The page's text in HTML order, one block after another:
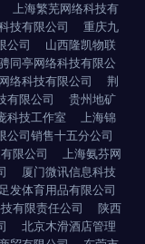
上海繁芜网络科技有
技有限公司
重庆九
公司
山西隆凯物联
骋同亭网络科技有限公
络科技有限公司
荆
有限公司
贵州地矿
科技工作室
上海锦
公司销售十五分公司
限公司
上海氨芬网
厦门微讯信息科技
发体育用品有限公司
有限责任公司
陕西
北京木滑酒店管理